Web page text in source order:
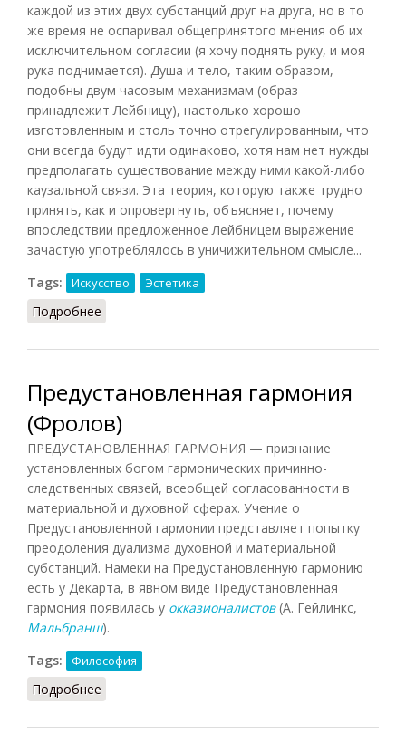
каждой из этих двух субстанций друг на друга, но в то
же время не оспаривал общепринятого мнения об их
исключительном согласии (я хочу поднять руку, и моя
рука поднимается). Душа и тело, таким образом,
подобны двум часовым механизмам (образ
принадлежит Лейбницу), настолько хорошо
изготовленным и столь точно отрегулированным, что
они всегда будут идти одинаково, хотя нам нет нужды
предполагать существование между ними какой-либо
каузальной связи. Эта теория, которую также трудно
принять, как и опровергнуть, объясняет, почему
впоследствии предложенное Лейбницем выражение
зачастую употреблялось в уничижительном смысле...
Tags:
Искусство Эстетика
Подробнее
Предустановленная гармония
(Фролов)
ПРЕДУСТАНОВЛЕННАЯ ГАРМОНИЯ — признание
установленных богом гармонических причинно-
следственных связей, всеобщей согласованности в
материальной и духовной сферах. Учение о
Предустановленной гармонии представляет попытку
преодоления дуализма духовной и материальной
субстанций. Намеки на Предустановленную гармонию
есть у Декарта, в явном виде Предустановленная
гармония появилась у окказионалистов(А. Гейлинкс,
Мальбранш).
Tags:
Философия
Подробнее